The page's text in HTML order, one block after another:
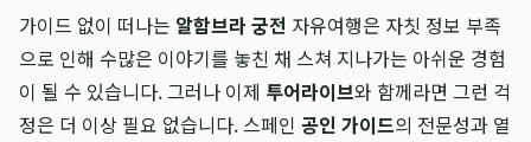
가이드 없이 떠나는 알함브라 궁전 자유여행은 자칫 정보 부족
으로 인해 수많은 이야기를 놓친 채 스쳐 지나가는 아쉬운 경험
이 될 수 있습니다. 그러나 이제 투어라이브와 함께라면 그런 걱
정은 더 이상 필요 없습니다. 스페인 공인 가이드의 전문성과 열